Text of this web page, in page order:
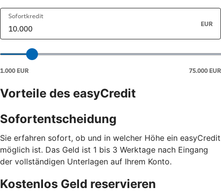
Vorteile des easyCredit
Sofortentscheidung
Sie erfahren sofort, ob und in welcher Höhe ein easyCredit
möglich ist. Das Geld ist 1 bis 3 Werktage nach Eingang
der vollständigen Unterlagen auf Ihrem Konto.
Kostenlos Geld reservieren